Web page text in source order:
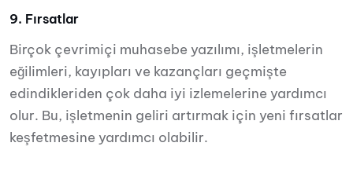
9. Fırsatlar
Birçok çevrimiçi muhasebe yazılımı, işletmelerin
eğilimleri, kayıpları ve kazançları geçmişte
edindikleriden çok daha iyi izlemelerine yardımcı
olur. Bu, işletmenin geliri artırmak için yeni fırsatlar
keşfetmesine yardımcı olabilir.